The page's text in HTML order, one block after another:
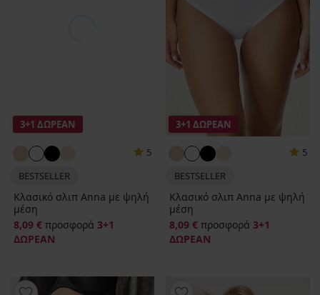
3+1 ΔΩΡΕΑΝ
5
BESTSELLER
Κλασικό σλιπ Anna με ψηλή
μέση
8,09 € προσφορά 3+1
ΔΩΡΕΑΝ
3+1 ΔΩΡΕΑΝ
5
BESTSELLER
Κλασικό σλιπ Anna με ψηλή
μέση
8,09 € προσφορά 3+1
ΔΩΡΕΑΝ